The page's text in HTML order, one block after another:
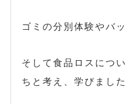
ゴミの分別体験やバ
そして食品ロスにつ
ちと考え、学びました